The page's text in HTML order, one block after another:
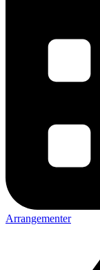
Arrangementer